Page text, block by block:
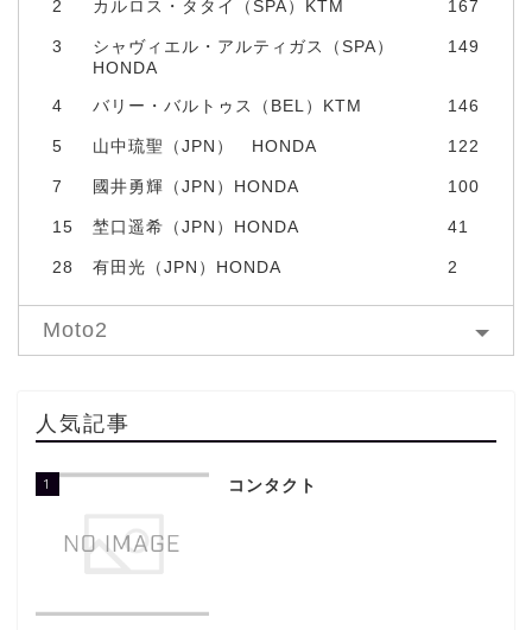
2 カルロス・タタイ（SPA）KTM 167
3
シャヴィエル・アルティガス（SPA）
HONDA
149
4 バリー・バルトゥス（BEL）KTM 146
5 山中琉聖（JPN） HONDA 122
7 國井勇輝（JPN）HONDA 100
15 埜口遥希（JPN）HONDA 41
28 有田光（JPN）HONDA 2
Moto2
人気記事
1 コンタクト